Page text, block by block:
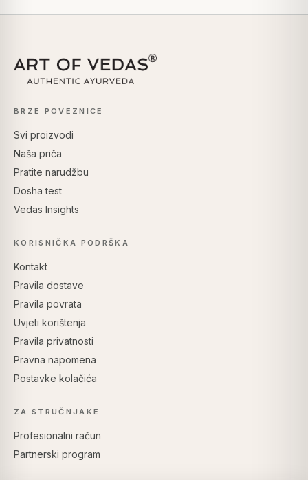
BRZE POVEZNICE
Svi proizvodi
Naša priča
Pratite narudžbu
Dosha test
Vedas Insights
KORISNIČKA PODRŠKA
Kontakt
Pravila dostave
Pravila povrata
Uvjeti korištenja
Pravila privatnosti
Pravna napomena
Postavke kolačića
ZA STRUČNJAKE
Profesionalni račun
Partnerski program